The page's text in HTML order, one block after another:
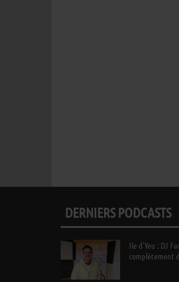
DERNIERS PODCASTS
Ile d’Yeu : DJ
complètement